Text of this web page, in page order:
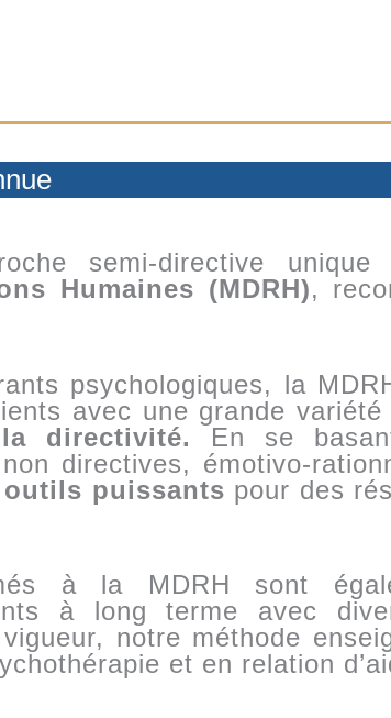
semi-directive
Humaines (MDRH),
psychologiques, la
avec une grande
directivité.
En se
directives, émotivo-
outils puissants pour des
à la MDRH sont
à long terme avec
notre méthode
et en relation